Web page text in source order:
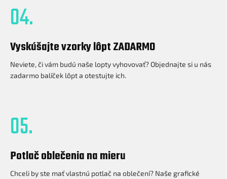
04.
Vyskúšajte vzorky lôpt ZADARMO
Neviete, či vám budú naše lopty vyhovovať? Objednajte si u nás
zadarmo balíček lôpt a otestujte ich.
05.
Potlač oblečenia na mieru
Chceli by ste mať vlastnú potlač na oblečení? Naše grafické